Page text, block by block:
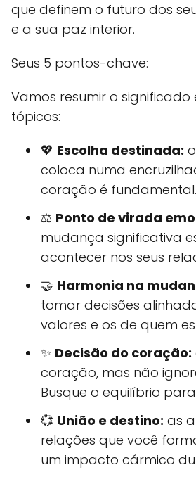
que definem o futuro dos
e a sua paz interior.
Seus 5 pontos-chave:
Vamos resumir o significado
tópicos:
💖 Escolha destinada:
coloca numa
coração é fundamental.
⚖️ Ponto de virada
mudança significativa
acontecer nos seus
🤝 Harmonia na
tomar decisões
valores e os de quem
✨ Decisão do coração:
coração, mas não
Busque o equilíbrio
💞 União e destino: as
relações que você
um impacto cármico